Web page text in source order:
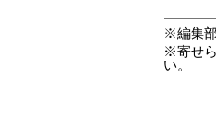
編集
寄せ
い。